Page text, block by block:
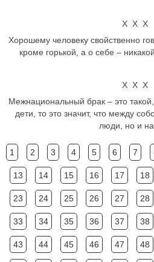
Х Х Х
Хорошему человеку свойственно
кроме горькой, а о себе –
Х Х Х
Межнациональный брак – это
дети, то это значит, что между
люди, но и
1 2 3 4 5 6 7
13 14 15 16 17 18
23 24 25 26 27 28
33 34 35 36 37 38
43 44 45 46 47 48